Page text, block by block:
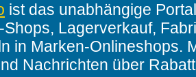
ist das unabhängige
Shops, Lagerverkauf,
in Marken-Onlineshops.
Nachrichten über